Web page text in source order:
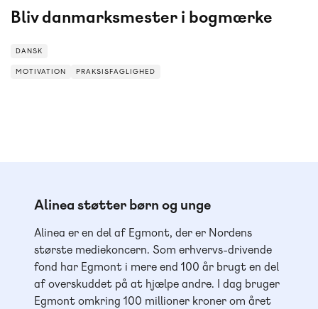
Bliv danmarksmester i bogmærke
DANSK
MOTIVATION PRAKSISFAGLIGHED
Alinea støtter børn og unge
Alinea er en del af Egmont, der er Nordens
største mediekoncern. Som erhvervs-drivende
fond har Egmont i mere end 100 år brugt en del
af overskuddet på at hjælpe andre. I dag bruger
Egmont omkring 100 millioner kroner om året